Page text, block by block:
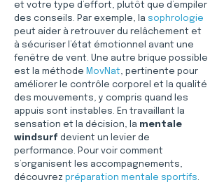
et votre type d’effort, plutôt que d’empiler
des conseils. Par exemple, la sophrologie
peut aider à retrouver du relâchement et
à sécuriser l’état émotionnel avant une
fenêtre de vent. Une autre brique possible
est la méthode MovNat, pertinente pour
améliorer le contrôle corporel et la qualité
des mouvements, y compris quand les
appuis sont instables. En travaillant la
sensation et la décision, la mentale
windsurf devient un levier de
performance. Pour voir comment
s’organisent les accompagnements,
découvrez préparation mentale sportifs.